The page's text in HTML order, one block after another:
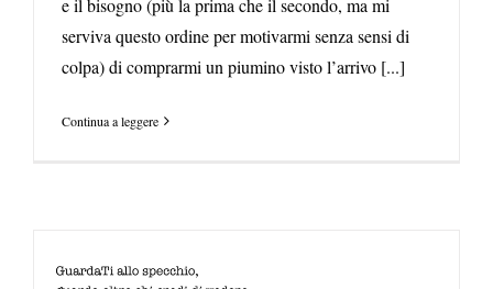
e il bisogno (più la prima che il secondo, ma mi
serviva questo ordine per motivarmi senza sensi di
colpa) di comprarmi un piumino visto l’arrivo [...]
Continua a leggere